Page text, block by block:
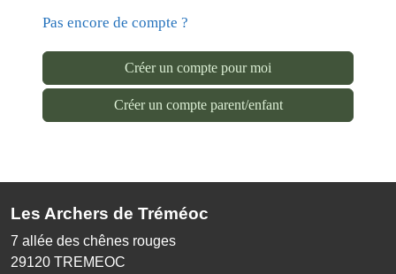
Pas encore de compte ?
Créer un compte pour moi
Créer un compte parent/enfant
Les Archers de Tréméoc
7 allée des chênes rouges
29120 TREMEOC